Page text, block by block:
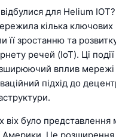
для Helium IOT?
кілька ключових
її зростанню та
речей (IoT). Ці події
вплив мережі
підхід до
віх було представлення